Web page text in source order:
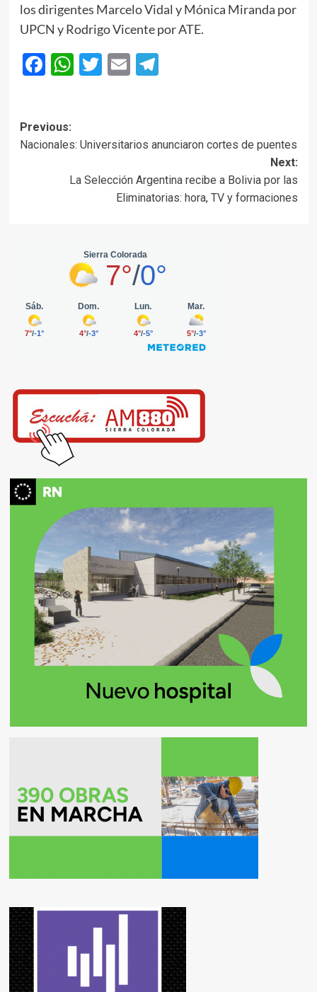
los dirigentes Marcelo Vidal y Mónica Miranda por
UPCN y Rodrigo Vicente por ATE.
Facebook
WhatsApp
Twitter
EmailTelegram
Post
navigation
Previous:
Nacionales: Universitarios anunciaron cortes de puentes
Next:
La Selección Argentina recibe a Bolivia por las
Eliminatorias: hora, TV y formaciones